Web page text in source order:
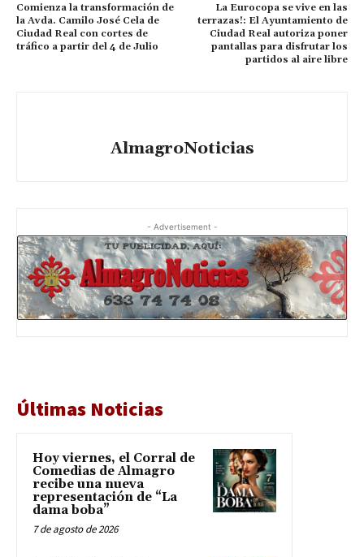
Comienza la transformación de
la Avda. Camilo José Cela de
Ciudad Real con cortes de
tráfico a partir del 4 de Julio
La Eurocopa se vive en las
terrazas!: El Ayuntamiento de
Ciudad Real autoriza poner
pantallas para disfrutar los
partidos al aire libre
AlmagroNoticias
- Advertisement -
Últimas Noticias
Hoy viernes, el Corral de
Comedias de Almagro
recibe una nueva
representación de “La
dama boba”
7 de agosto de 2026